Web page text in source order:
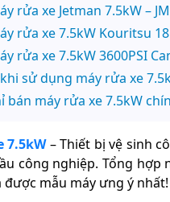
rửa xe Jetman 7.5kW –
rửa xe 7.5kW Kouritsu
rửa xe 7.5kW 3600PSI
sử dụng máy rửa xe
bán máy rửa xe 7.5kW
7.5kW– Thiết bị vệ sinh
công nghiệp. Tổng
mẫu máy ưng ý nhất!